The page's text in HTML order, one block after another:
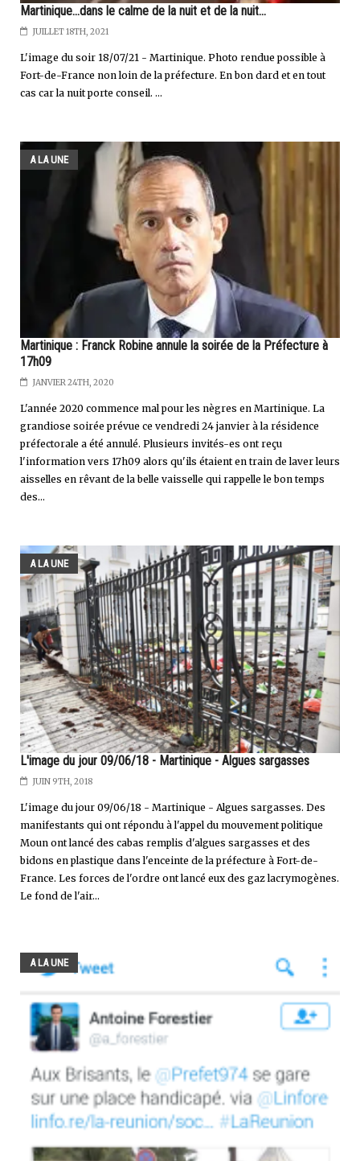
Martinique...dans le calme de la nuit et de la nuit...
JUILLET 18TH, 2021
L'image du soir 18/07/21 - Martinique. Photo rendue possible à
Fort-de-France non loin de la préfecture. En bon dard et en tout
cas car la nuit porte conseil. ...
A LA UNE
Martinique : Franck Robine annule la soirée de la Préfecture à
17h09
JANVIER 24TH, 2020
L'année 2020 commence mal pour les nègres en Martinique. La
grandiose soirée prévue ce vendredi 24 janvier à la résidence
préfectorale a été annulé. Plusieurs invités-es ont reçu
l'information vers 17h09 alors qu'ils étaient en train de laver leurs
aisselles en rêvant de la belle vaisselle qui rappelle le bon temps
des...
A LA UNE
L'image du jour 09/06/18 - Martinique - Algues sargasses
JUIN 9TH, 2018
L'image du jour 09/06/18 - Martinique - Algues sargasses. Des
manifestants qui ont répondu à l'appel du mouvement politique
Moun ont lancé des cabas remplis d'algues sargasses et des
bidons en plastique dans l'enceinte de la préfecture à Fort-de-
France. Les forces de l'ordre ont lancé eux des gaz lacrymogènes.
Le fond de l'air...
A LA UNE